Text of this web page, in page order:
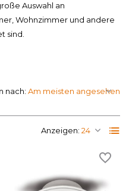
Auswahl an
Wohnzimmer und andere
sind.
Anzeigen:
nach: